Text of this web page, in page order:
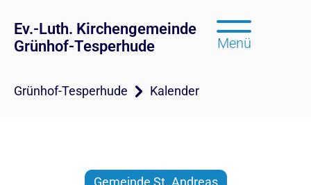
Ev.-Luth. Kirchengemeinde
Grünhof-Tesperhude
Menü
Grünhof-Tesperhude Kalender
Gemeinde St. Andreas